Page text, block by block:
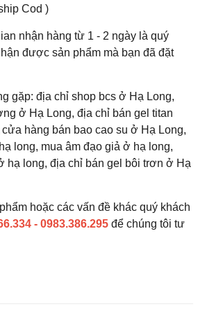
Cod )
nhận hàng từ 1 - 2 ngày là quý
được sản phẩm mà bạn đã đặt
gặp: địa chỉ shop bcs ở Hạ Long,
ở Hạ Long, địa chỉ bán gel titan
hàng bán bao cao su ở Hạ Long,
long, mua âm đạo giả ở hạ long,
hạ long, địa chỉ bán gel bôi trơn ở Hạ
hoặc các vấn đề khác quý khách
- 0983.386.295 để chúng tôi tư